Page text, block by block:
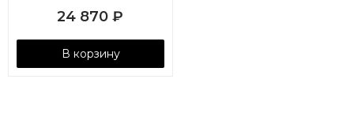
24 870 ₽
В корзину